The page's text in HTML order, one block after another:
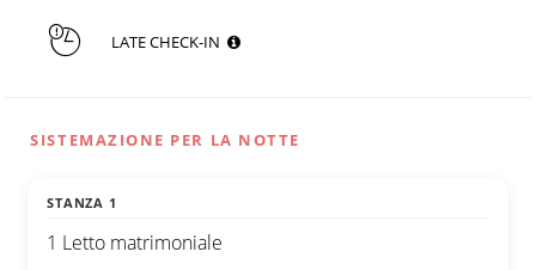
LATE CHECK-IN
SISTEMAZIONE PER LA NOTTE
STANZA 1
1 Letto matrimoniale